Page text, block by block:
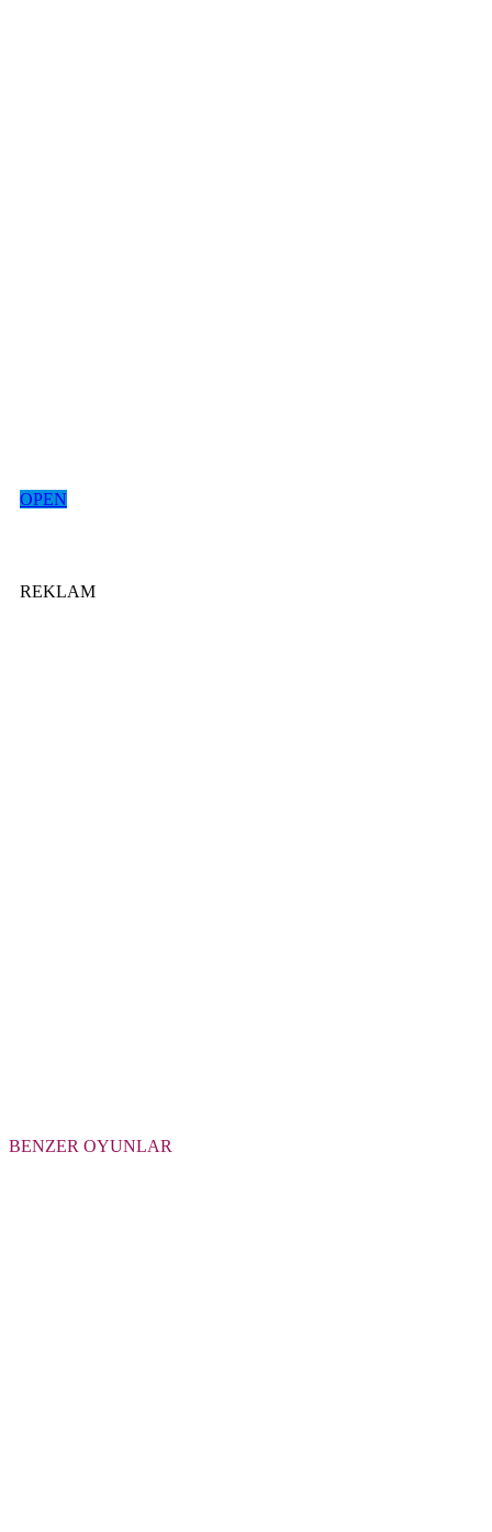
OPEN
REKLAM
BENZER OYUNLAR